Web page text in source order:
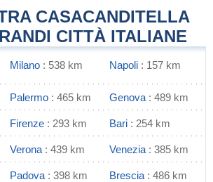
CASACANDITELLA
CITTÀ ITALIANE
Milano : 538 km Napoli : 157 km
Palermo : 465 km Genova : 489 km
Firenze : 293 km Bari : 254 km
Verona : 439 km Venezia : 385 km
Padova : 398 km Brescia : 486 km